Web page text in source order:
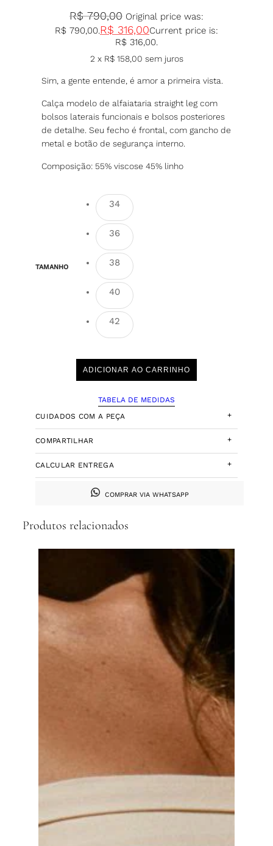
R$790,00 Original price was:
R$ 790,00.R$ 316,00Current price is:
R$ 316,00.
2 x R$158,00 sem juros
Sim, a gente entende, é amor a primeira vista.
Calça modelo de alfaiataria straight leg com
bolsos laterais funcionais e bolsos posteriores
de detalhe. Seu fecho é frontal, com gancho de
metal e botão de segurança interno.
Composição: 55% viscose 45% linho
TAMANHO
34
36
38
40
42
ADICIONAR AO CARRINHO
TABELA DE MEDIDAS
CUIDADOS COM A PEÇA
+
COMPARTILHAR +
CALCULAR ENTREGA +
COMPRAR VIA WHATSAPP
Produtos relacionados